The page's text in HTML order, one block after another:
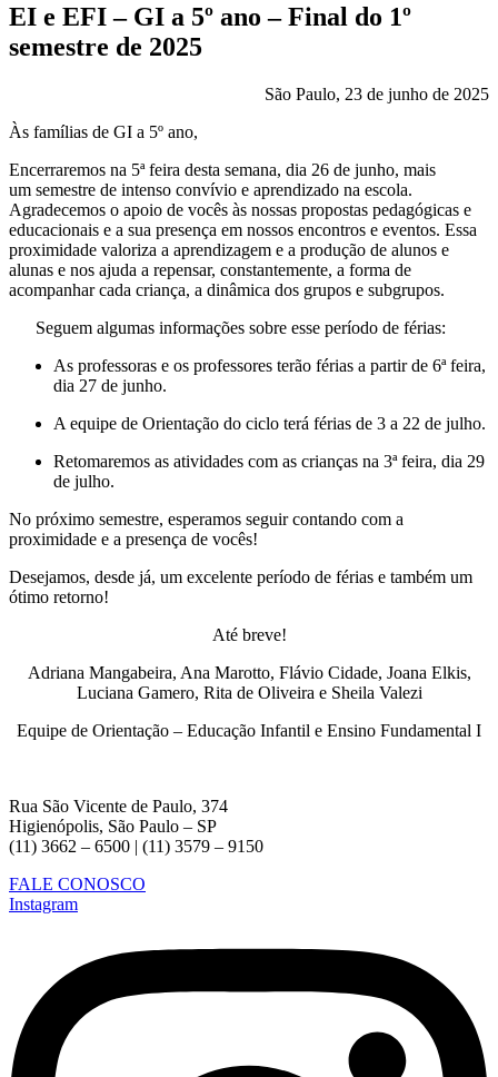
EI e EFI – GI a 5º ano – Final do 1º
semestre de 2025
São Paulo, 23 de junho de 2025
Às famílias de GI a 5º ano,
Encerraremos na 5ª feira desta semana, dia 26 de junho, mais
um semestre de intenso convívio e aprendizado na escola.
Agradecemos o apoio de vocês às nossas propostas pedagógicas e
educacionais e a sua presença em nossos encontros e eventos. Essa
proximidade valoriza a aprendizagem e a produção de alunos e
alunas e nos ajuda a repensar, constantemente, a forma de
acompanhar cada criança, a dinâmica dos grupos e subgrupos.
Seguem algumas informações sobre esse período de férias:
As professoras e os professores terão férias a partir de 6ª feira,
dia 27 de junho.
A equipe de Orientação do ciclo terá férias de 3 a 22 de julho.
Retomaremos as atividades com as crianças na 3ª feira, dia 29
de julho.
No próximo semestre, esperamos seguir contando com a
proximidade e a presença de vocês!
Desejamos, desde já, um excelente período de férias e também um
ótimo retorno!
Até breve!
Adriana Mangabeira, Ana Marotto, Flávio Cidade, Joana Elkis,
Luciana Gamero, Rita de Oliveira e Sheila Valezi
Equipe de Orientação – Educação Infantil e Ensino Fundamental I
Rua São Vicente de Paulo, 374
Higienópolis, São Paulo – SP
(11) 3662 – 6500 | (11) 3579 – 9150
FALE CONOSCO
Instagram